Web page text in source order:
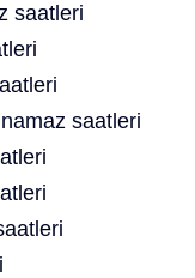
saatleri
saatleri